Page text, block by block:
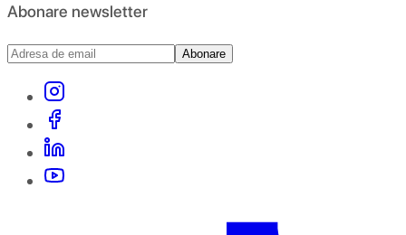
Abonare newsletter
Abonare